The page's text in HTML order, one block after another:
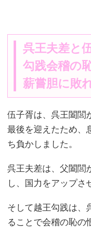
呉王夫差と
勾践会稽の
薪嘗胆に敗
伍子胥は、呉王闔閭
最後を迎えたため、
ち負かしました。
呉王夫差は、父闔閭
し、国力をアップさ
そして越王勾践は、
ることで会稽の恥の